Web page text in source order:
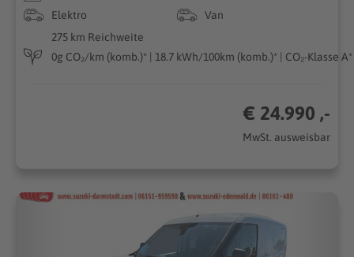
Elektro
Van
275 km Reichweite
0g CO₂/km (komb.)* | 18.7 kWh/100km (komb.)* | CO₂-Klasse A*
€ 24.990 ,-
MwSt. ausweisbar